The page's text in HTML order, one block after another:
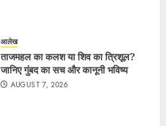
आलेख
ताजमहल का कलश या शिव का त्रिशूल?
जानिए गुंबद का सच और कानूनी भविष्य
AUGUST 7, 2026